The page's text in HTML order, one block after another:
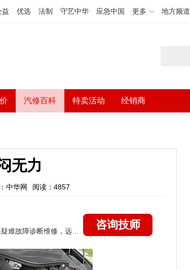
益 优选 法制 守艺中华 应急中国 更多 地方频道
汽修百科 特卖活动 经销商
无力
中华网 阅读：4857
咨询技师